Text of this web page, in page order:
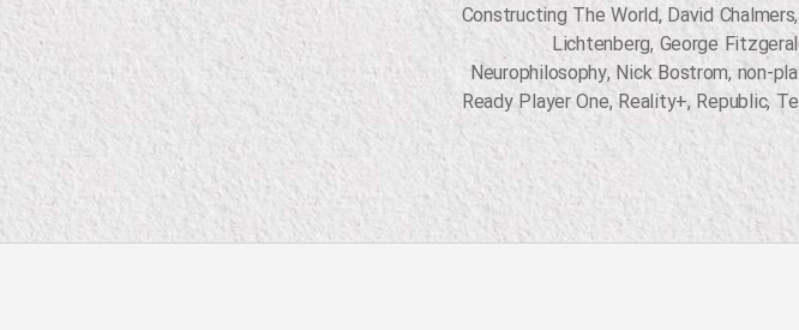
Constructing The World, David Chalmers,
Lichtenberg,George
Neurophilosophy, Nick Bostrom, non-
Ready Player One,Reality+, Republic,